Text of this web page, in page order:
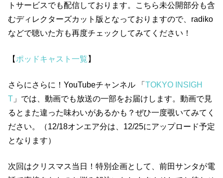
トサービスでも配信しております。こちら未公開部分も含
むディレクターズカット版となっておりますので、radiko
などで聴いた方も再度チェックしてみてください！
【 ポッドキャスト一覧 】
さらにさらに！YouTubeチャンネル 「 TOKYO INSIGH
T 」では、動画でも放送の一部をお届けします。動画で見
るとまた違った味わいがあるかも？ぜひ一度覗いてみてく
ださい。（12/18オンエア分は、12/25にアップロード予定
となります）
次回はクリスマス当日！特別企画として、前田サンタが電